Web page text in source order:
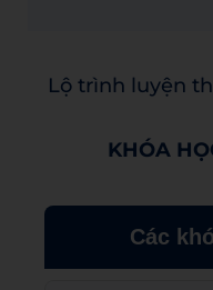
Lộ trình luyện
KHÓA
Các